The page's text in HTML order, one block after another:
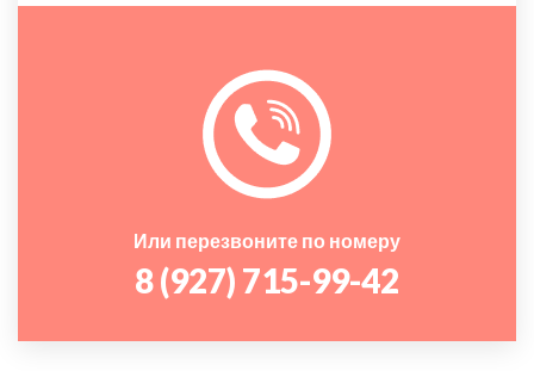
Или перезвоните по номеру
8 (927) 715-99-42